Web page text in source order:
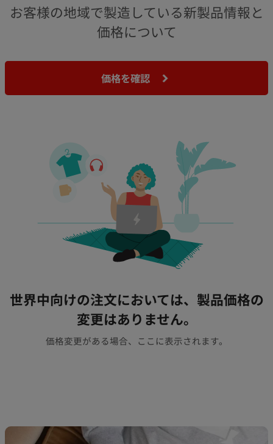
お客様の地域で製造している新製品情報と
価格について
価格を確認
世界中向けの注文においては、製品価格の
変更はありません。
価格変更がある場合、ここに表示されます。